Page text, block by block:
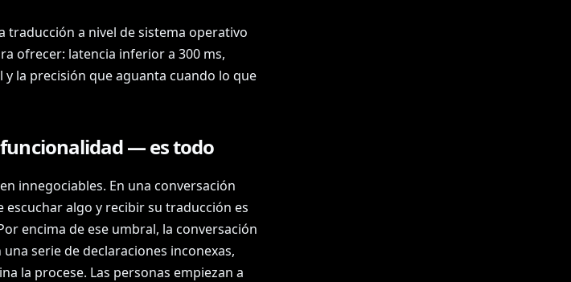
traducción a nivel de sistema operativo
ofrecer: latencia inferior a 300 ms,
la precisión que aguanta cuando lo que
— es todo
innegociables. En una conversación
algo y recibir su traducción es
encima de ese umbral, la conversación
serie de declaraciones inconexas,
la procese. Las personas empiezan a